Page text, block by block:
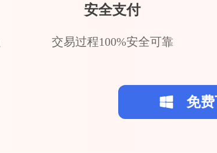
安全支付
交易过程100%安全可靠
免